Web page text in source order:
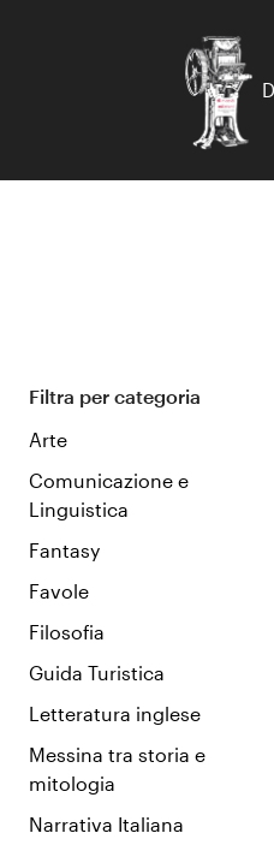
Filtra per categoria
Arte
Comunicazione e
Linguistica
Fantasy
Favole
Filosofia
Guida Turistica
Letteratura inglese
Messina tra storia e
mitologia
Narrativa Italiana